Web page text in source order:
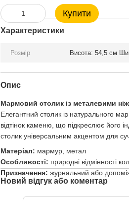
Купити
Характеристики
Розмір Висота: 54,5 см
Опис
Мармовий столик із металевими
Елегантний столик із натурального
відтінок каменю, що підкреслює його
столик універсальним акцентом для
Матеріал: мармур, метал
Особливості: природні відмінності
Призначення: журнальний або
Новий відгук або коментар